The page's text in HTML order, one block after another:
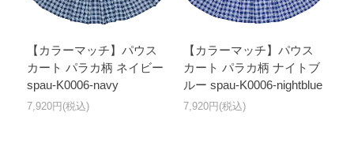
【カラーマッチ】パウス
カート パラカ柄 ネイビー
spau-K0006-navy
7,920円(税込)
【カラーマッチ】パウス
カート パラカ柄 ナイトブ
ルー spau-K0006-nightblue
7,920円(税込)